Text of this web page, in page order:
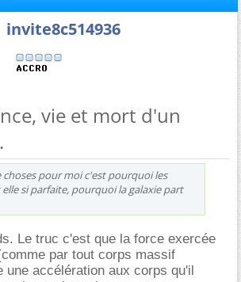
invite8c514936
vie et mort d'un
choses pour moi c'est pourquoi les
elle si parfaite, pourquoi la galaxie part
Le truc c'est que la force exercée
par tout corps massif
une accélération aux corps qu'il